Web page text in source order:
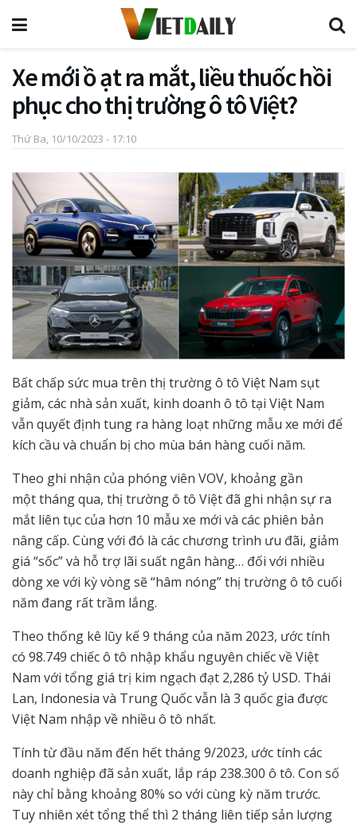
Xe mới ồ ạt ra mắt, liều thuốc hồi
phục cho thị trường ô tô Việt?
Thứ Ba, 10/10/2023 - 17:10
Bất chấp sức mua trên thị trường ô tô Việt Nam sụt
giảm, các nhà sản xuất, kinh doanh ô tô tại Việt Nam
vẫn quyết định tung ra hàng loạt những mẫu xe mới để
kích cầu và chuẩn bị cho mùa bán hàng cuối năm.
Theo ghi nhận của phóng viên VOV, khoảng gần
một tháng qua, thị trường ô tô Việt đã ghi nhận sự ra
mắt liên tục của hơn 10 mẫu xe mới và các phiên bản
nâng cấp. Cùng với đó là các chương trình ưu đãi, giảm
giá “sốc” và hỗ trợ lãi suất ngân hàng… đối với nhiều
dòng xe với kỳ vòng sẽ “hâm nóng” thị trường ô tô cuối
năm đang rất trầm lắng.
Theo thống kê lũy kế 9 tháng của năm 2023, ước tính
có 98.749 chiếc ô tô nhập khẩu nguyên chiếc về Việt
Nam với tổng giá trị kim ngạch đạt 2,286 tỷ USD. Thái
Lan, Indonesia và Trung Quốc vẫn là 3 quốc gia được
Việt Nam nhập về nhiều ô tô nhất.
Tính từ đầu năm đến hết tháng 9/2023, ước tính các
doanh nghiệp đã sản xuất, lắp ráp 238.300 ô tô. Con số
này chỉ bằng khoảng 80% so với cùng kỳ năm trước.
Tuy nhiên xét tổng thể thì 2 tháng liên tiếp sản lượng